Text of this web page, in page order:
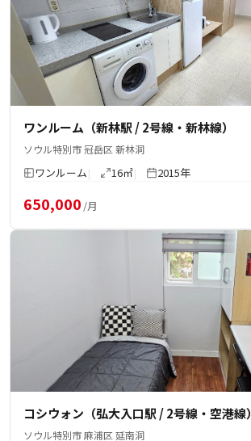
ワンルーム（新林駅 / 2号線・新林線）
ソウル特別市 冠岳区 新林洞
ワンルーム 16㎡ 2015年
650,000 /月
コシウォン（弘大入口駅 / 2号線・空港線）
ソウル特別市 麻浦区 延南洞